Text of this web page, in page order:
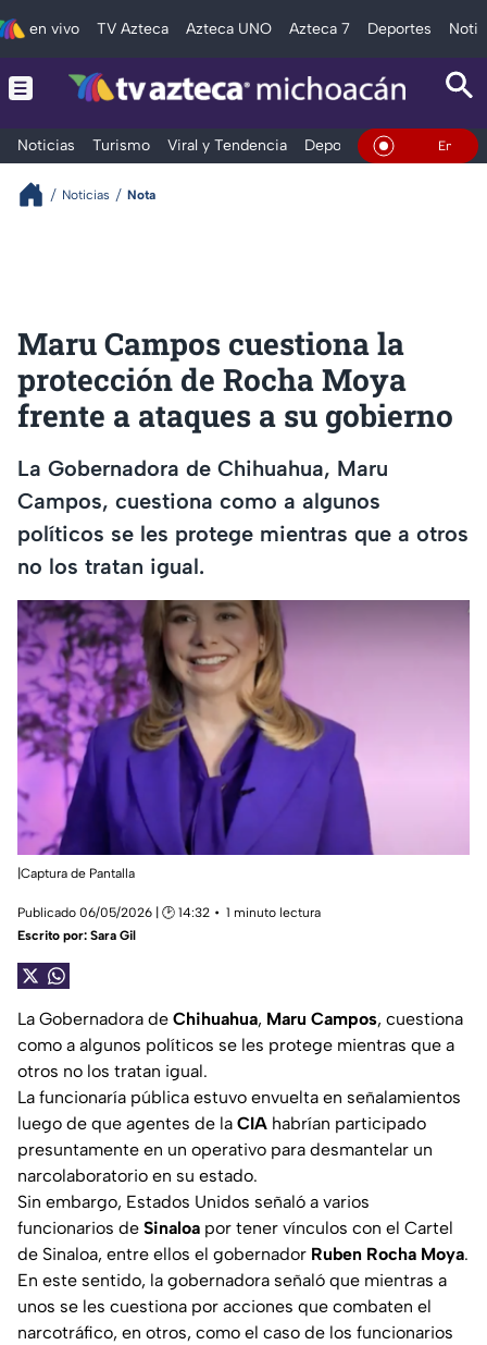
en vivo TV Azteca Azteca UNO Azteca 7 Deportes
Noticias Turismo Viral y Tendencia Deportes Espectáculos
En Vivo
Noticias Nota
Maru Campos cuestiona la
protección de Rocha Moya
frente a ataques a su gobierno
La Gobernadora de Chihuahua, Maru
Campos, cuestiona como a algunos
políticos se les protege mientras que a otros
no los tratan igual.
|Captura de Pantalla
Publicado 06/05/2026 | 🕑 14:32
1 minuto lectura
Escrito por: Sara Gil
La Gobernadora de Chihuahua, Maru Campos, cuestiona
como a algunos políticos se les protege mientras que a
otros no los tratan igual.
La funcionaría pública estuvo envuelta en señalamientos
luego de que agentes de la CIA habrían participado
presuntamente en un operativo para desmantelar un
narcolaboratorio en su estado.
Sin embargo, Estados Unidos señaló a varios
funcionarios de Sinaloa por tener vínculos con el Cartel
de Sinaloa, entre ellos el gobernador Ruben Rocha Moya.
En este sentido, la gobernadora señaló que mientras a
unos se les cuestiona por acciones que combaten el
narcotráfico, en otros, como el caso de los funcionarios